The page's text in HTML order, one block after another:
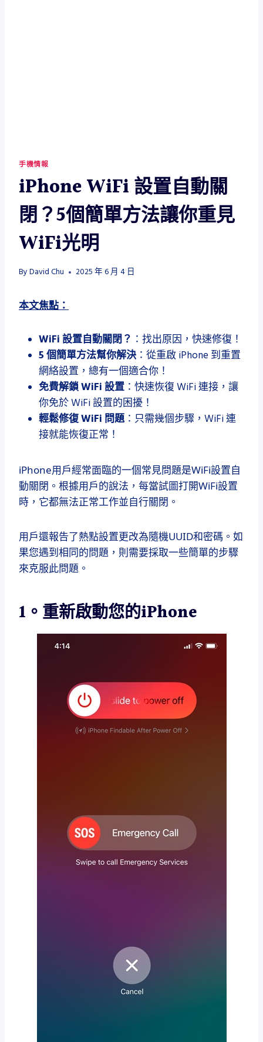
手機情報
iPhone WiFi 設置自動關
閉？5個簡單方法讓你重見
WiFi光明
By David Chu 2025 年 6 月 4 日
本文焦點：
WiFi 設置自動關閉？ ：找出原因，快速修復！
5 個簡單方法幫你解決 ：從重啟 iPhone 到重置
網絡設置，總有一個適合你！
免費解鎖 WiFi 設置 ：快速恢復 WiFi 連接，讓
你免於 WiFi 設置的困擾！
輕鬆修復 WiFi 問題：只需幾個步驟，WiFi 連
接就能恢復正常！
iPhone用戶經常面臨的一個常見問題是WiFi設置自
動關閉。根據用戶的說法，每當試圖打開WiFi設置
時，它都無法正常工作並自行關閉。
用戶還報告了熱點設置更改為隨機UUID和密碼。如
果您遇到相同的問題，則需要採取一些簡單的步驟
來克服此問題。
1。重新啟動您的iPhone